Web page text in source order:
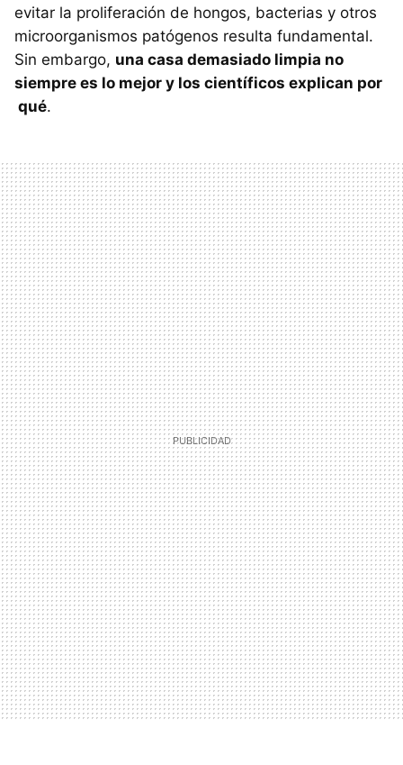
evitar la proliferación de hongos, bacterias y otros
microorganismos patógenos resulta fundamental.
Sin embargo, una casa demasiado limpia no
siempre es lo mejor y los científicos explican por
qué.